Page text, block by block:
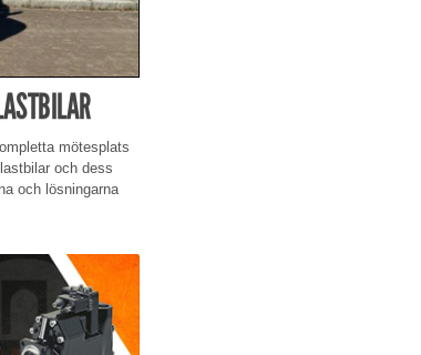
mötesplats
och dess
och lösningarna